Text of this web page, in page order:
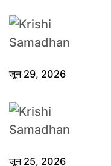
जून 29, 2026
जून 25, 2026